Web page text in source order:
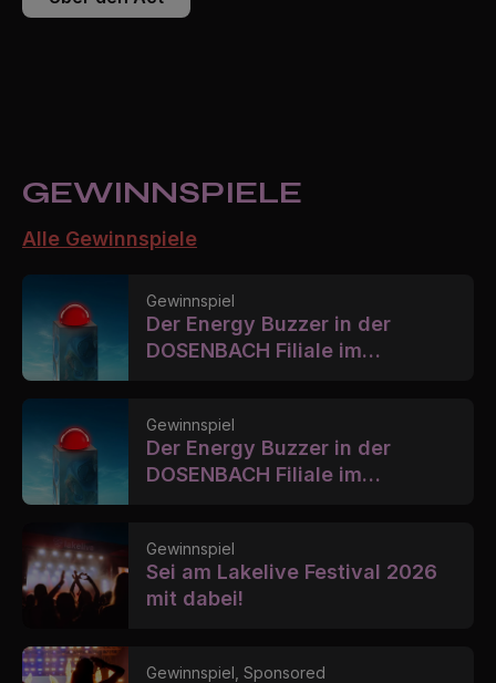
GEWINN­­SPIELE
Alle Gewinnspiele
Gewinnspiel
Der Energy Buzzer in der
DOSENBACH Filiale im
Gewinnspiel
Der Energy Buzzer in der
DOSENBACH Filiale im
Gewinnspiel
Sei am Lakelive Festival 2026
mit dabei!
Gewinnspiel, Sponsored